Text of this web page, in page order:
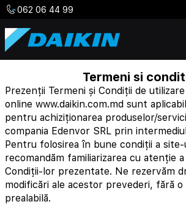
062 06 44 99
Termeni si
Prezenții Termeni și Condiții de
online www.daikin.com.md sunt
pentru achiziționarea produselor/
compania Edenvor SRL prin
Pentru folosirea în bune condiții a site-
recomandăm familiarizarea cu atenție
Condiții-lor prezentate. Ne rezervăm
modificări ale acestor prevederi, fără
prealabilă.